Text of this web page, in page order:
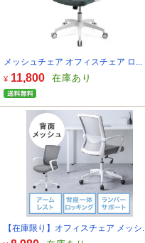
メッシュチェア オフィスチェア ロ...
¥ 11,800 在庫あり
【在庫限り】オフィスチェア メッシ...